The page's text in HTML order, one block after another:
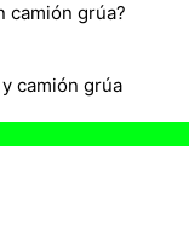
camión grúa?
camión grúa